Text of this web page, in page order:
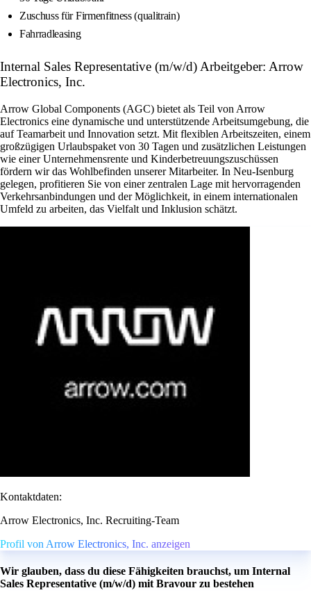
Zuschuss für Firmenfitness (qualitrain)
Fahrradleasing
Internal Sales Representative (m/w/d) Arbeitgeber: Arrow
Electronics, Inc.
Arrow Global Components (AGC) bietet als Teil von Arrow
Electronics eine dynamische und unterstützende Arbeitsumgebung, die
auf Teamarbeit und Innovation setzt. Mit flexiblen Arbeitszeiten, einem
großzügigen Urlaubspaket von 30 Tagen und zusätzlichen Leistungen
wie einer Unternehmensrente und Kinderbetreuungszuschüssen
fördern wir das Wohlbefinden unserer Mitarbeiter. In Neu-Isenburg
gelegen, profitieren Sie von einer zentralen Lage mit hervorragenden
Verkehrsanbindungen und der Möglichkeit, in einem internationalen
Umfeld zu arbeiten, das Vielfalt und Inklusion schätzt.
Kontaktdaten:
Arrow Electronics, Inc. Recruiting-Team
Profil von Arrow Electronics, Inc. anzeigen
Wir glauben, dass du diese Fähigkeiten brauchst, um Internal
Sales Representative (m/w/d) mit Bravour zu bestehen